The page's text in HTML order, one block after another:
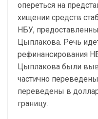
опереться на
хищении средств
НБУ,
Цыплакова. Речь
рефинансирования
Цыплакова были
частично
переведены в
границу.